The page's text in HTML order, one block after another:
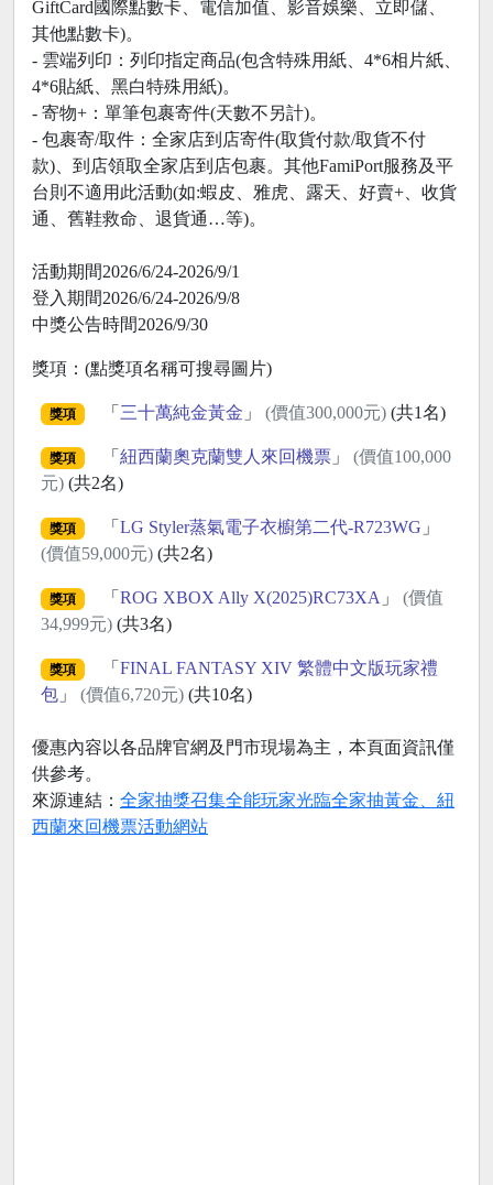
GiftCard國際點數卡、電信加值、影音娛樂、立即儲、
其他點數卡)。
- 雲端列印：列印指定商品(包含特殊用紙、4*6相片紙、
4*6貼紙、黑白特殊用紙)。
- 寄物+：單筆包裹寄件(天數不另計)。
- 包裹寄/取件：全家店到店寄件(取貨付款/取貨不付
款)、到店領取全家店到店包裹。其他FamiPort服務及平
台則不適用此活動(如:蝦皮、雅虎、露天、好賣+、收貨
通、舊鞋救命、退貨通…等)。
活動期間2026/6/24-2026/9/1
登入期間2026/6/24-2026/9/8
中獎公告時間2026/9/30
獎項：(點獎項名稱可搜尋圖片)
獎項 「 三十萬純金黃金 」 (價值300,000元)(共1名)
獎項 「 紐西蘭奧克蘭雙人來回機票」 (價值100,000
元) (共2名)
獎項 「 LG Styler蒸氣電子衣櫥第二代-R723WG 」
(價值59,000元) (共2名)
獎項 「 ROG XBOX Ally X(2025)RC73XA 」 (價值
34,999元) (共3名)
獎項 「 FINAL FANTASY XIV 繁體中文版玩家禮
包 」 (價值6,720元) (共10名)
優惠內容以各品牌官網及門市現場為主，本頁面資訊僅
供參考。
來源連結： 全家抽獎召集全能玩家光臨全家抽黃金、紐
西蘭來回機票活動網站